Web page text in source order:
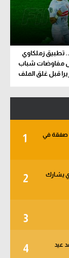
زملكاوي
مفاوضات شباب
قبل غلق الملف
1
صفقة في
2
المصري يشارك
3
4 عيد